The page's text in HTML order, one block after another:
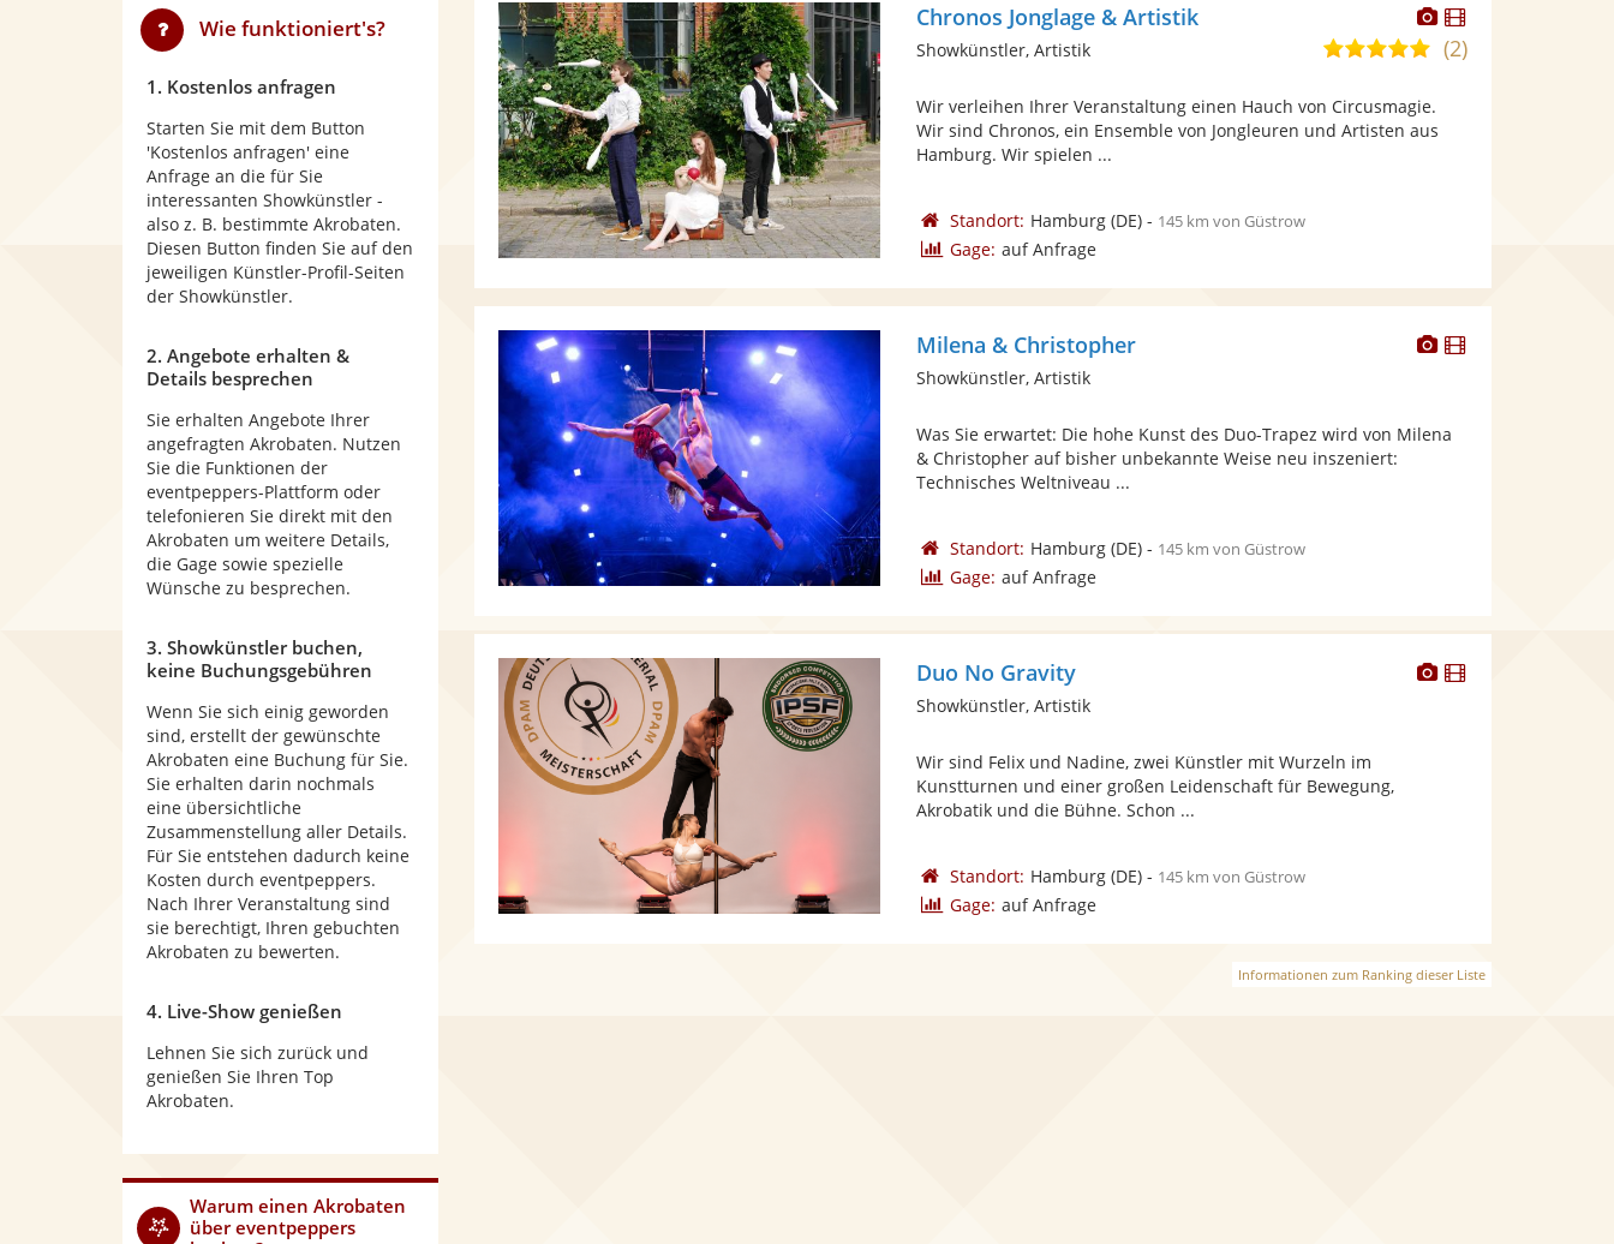
Dieser
Künstler
stellt
Dieser
Künstler
Chronos Jonglage & Artistik
5,0
5
Sternen
(2)
Showkünstler, Artistik
Wir verleihen Ihrer Veranstaltung einen Hauch von Circusmagie.
Wir sind Chronos, ein Ensemble von Jongleuren und Artisten aus
Hamburg. Wir spielen ...
Standort: Hamburg(DE)- 145 km von Güstrow
Gage: auf Anfrage
Dieser
bereit.
Dieser
Milena & Christopher
Showkünstler, Artistik
Was Sie erwartet: Die hohe Kunst des Duo-Trapez wird von Milena
& Christopher auf bisher unbekannte Weise neu inszeniert:
Technisches Weltniveau ...
Standort: Hamburg(DE)- 145 km von Güstrow
Gage: auf Anfrage
DieserDieser
Duo No Gravity
Showkünstler, Artistik
Wir sind Felix und Nadine, zwei Künstler mit Wurzeln im
Kunstturnen und einer großen Leidenschaft für Bewegung,
Akrobatik und die Bühne. Schon ...
Standort: Hamburg(DE)- 145 km von Güstrow
Gage: auf Anfrage
Informationen zum Ranking dieser Liste
Wie funktioniert's?
1. Kostenlos anfragen
Starten Sie mit dem Button
'Kostenlos anfragen' eine
Anfrage an die für Sie
interessanten Showkünstler -
also z. B. bestimmte Akrobaten.
Diesen Button finden Sie auf den
jeweiligen Künstler-Profil-Seiten
der Showkünstler.
2. Angebote erhalten &
Details besprechen
Sie erhalten Angebote Ihrer
angefragten Akrobaten. Nutzen
Sie die Funktionen der
eventpeppers-Plattform oder
telefonieren Sie direkt mit den
Akrobaten um weitere Details,
die Gage sowie spezielle
Wünsche zu besprechen.
3. Showkünstler buchen,
keine Buchungsgebühren
Wenn Sie sich einig geworden
sind, erstellt der gewünschte
Akrobaten eine Buchung für Sie.
Sie erhalten darin nochmals
eine übersichtliche
Zusammenstellung aller Details.
Für Sie entstehen dadurch keine
Kosten durch eventpeppers.
Nach Ihrer Veranstaltung sind
sie berechtigt, Ihren gebuchten
Akrobaten zu bewerten.
4. Live-Show genießen
Lehnen Sie sich zurück und
genießen Sie Ihren Top
Akrobaten.
Warum einen Akrobaten
über eventpeppers